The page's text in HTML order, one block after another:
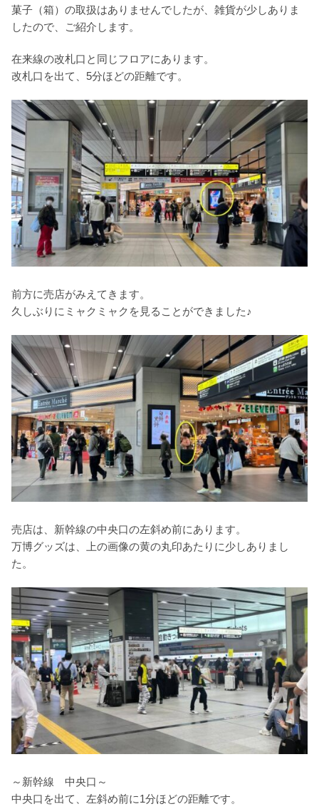
菓子（箱）の取扱はありませんでしたが、雑貨が少しありま
したので、ご紹介します。
在来線の改札口と同じフロアにあります。
改札口を出て、5分ほどの距離です。
前方に売店がみえてきます。
久しぶりにミャクミャクを見ることができました♪
売店は、新幹線の中央口の左斜め前にあります。
万博グッズは、上の画像の黄の丸印あたりに少しありまし
た。
～新幹線 中央口～
中央口を出て、左斜め前に1分ほどの距離です。